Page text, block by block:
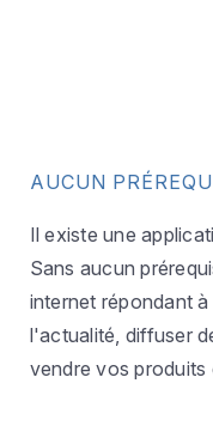
AUCUN
Il existe une
Sans aucun
internet répondant
l'actualité, diffuser
vendre vos produits